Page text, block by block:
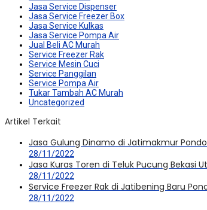
Jasa Service Dispenser
Jasa Service Freezer Box
Jasa Service Kulkas
Jasa Service Pompa Air
Jual Beli AC Murah
Service Freezer Rak
Service Mesin Cuci
Service Panggilan
Service Pompa Air
Tukar Tambah AC Murah
Uncategorized
Artikel Terkait
Jasa Gulung Dinamo di Jatimakmur
28/11/2022
Jasa Kuras Toren di Teluk Pucung Bekasi
28/11/2022
Service Freezer Rak di Jatibening Baru
28/11/2022